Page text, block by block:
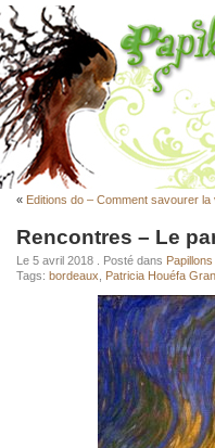
« Editions do – Comment savourer
Rencontres – Le
Le 5 avril 2018 . Posté dans
Tags: bordeaux Patricia Houéfa